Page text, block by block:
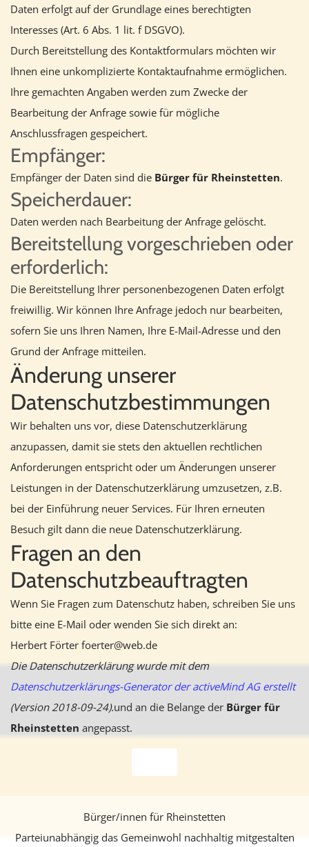
Daten erfolgt auf der Grundlage eines berechtigten
Interesses (Art. 6 Abs. 1 lit. f DSGVO).
Durch Bereitstellung des Kontaktformulars möchten wir
Ihnen eine unkomplizierte Kontaktaufnahme ermöglichen.
Ihre gemachten Angaben werden zum Zwecke der
Bearbeitung der Anfrage sowie für mögliche
Anschlussfragen gespeichert.
Empfänger:
Empfänger der Daten sind die Bürger für Rheinstetten.
Speicherdauer:
Daten werden nach Bearbeitung der Anfrage gelöscht.
Bereitstellung vorgeschrieben oder
erforderlich:
Die Bereitstellung Ihrer personenbezogenen Daten erfolgt
freiwillig. Wir können Ihre Anfrage jedoch nur bearbeiten,
sofern Sie uns Ihren Namen, Ihre E-Mail-Adresse und den
Grund der Anfrage mitteilen.
Änderung unserer
Datenschutzbestimmungen
Wir behalten uns vor, diese Datenschutzerklärung
anzupassen, damit sie stets den aktuellen rechtlichen
Anforderungen entspricht oder um Änderungen unserer
Leistungen in der Datenschutzerklärung umzusetzen, z.B.
bei der Einführung neuer Services. Für Ihren erneuten
Besuch gilt dann die neue Datenschutzerklärung.
Fragen an den
Datenschutzbeauftragten
Wenn Sie Fragen zum Datenschutz haben, schreiben Sie uns
bitte eine E-Mail oder wenden Sie sich direkt an:
Herbert Förter foerter@web.de
Die Datenschutzerklärung wurde mit dem
Datenschutzerklärungs-Generator der activeMind AG erstellt
(Version 2018-09-24).und an die Belange der Bürger für
Rheinstetten angepasst.
Bürger/innen für Rheinstetten
Parteiunabhängig das Gemeinwohl nachhaltig mitgestalten